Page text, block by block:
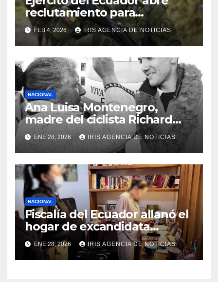
reclutamiento para
bachilleres a partir de este
viernes 6 de febrero
FEB 4, 2026 IRIS AGENCIA DE NOTICIAS
NACIONAL
Ana Luisa Montenegro,
madre del ciclista Richard
Carapaz falleció en Tulcán, a
los 73 años
ENE 28, 2026 IRIS AGENCIA DE NOTICIAS
NACIONAL
Fiscalía del Ecuador allanó el
hogar de excandidata
presidencial vinculada al
caso Caja Chica
ENE 28, 2026 IRIS AGENCIA DE NOTICIAS